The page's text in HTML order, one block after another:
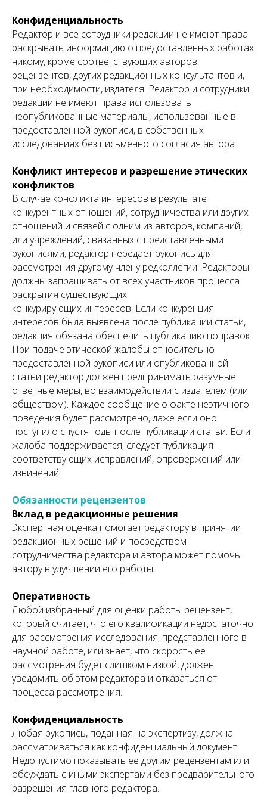
Конфиденциальность
Редактор и все сотрудники редакции не имеют права
раскрывать информацию о предоставленных работах
никому, кроме соответствующих авторов,
рецензентов, других редакционных консультантов и,
при необходимости, издателя. Редактор и сотрудники
редакции не имеют права использовать
неопубликованные материалы, использованные в
предоставленной рукописи, в собственных
исследованиях без письменного согласия автора.
Конфликт интересов и разрешение этических
конфликтов
В случае конфликта интересов в результате
конкурентных отношений, сотрудничества или других
отношений и связей с одним из авторов, компаний,
или учреждений, связанных с представленными
рукописями, редактор передает рукопись для
рассмотрения другому члену редколлегии. Редакторы
должны запрашивать от всех участников процесса
раскрытия существующих
конкурирующих интересов. Если конкуренция
интересов была выявлена после публикации статьи,
редакция обязана обеспечить публикацию поправок.
При подаче этической жалобы относительно
предоставленной рукописи или опубликованной
статьи редактор должен предпринимать разумные
ответные меры, во взаимодействии с издателем (или
обществом). Каждое сообщение о факте неэтичного
поведения будет рассмотрено, даже если оно
поступило спустя годы после публикации статьи. Если
жалоба поддерживается, следует публикация
соответствующих исправлений, опровержений или
извинений.
Обязанности рецензентов
Вклад в редакционные решения
Экспертная оценка помогает редактору в принятии
редакционных решений и посредством
сотрудничества редактора и автора может помочь
автору в улучшении его работы.
Оперативность
Любой избранный для оценки работы рецензент,
который считает, что его квалификации недостаточно
для рассмотрения исследования, представленного в
научной работе, или знает, что скорость ее
рассмотрения будет слишком низкой, должен
уведомить об этом редактора и отказаться от
процесса рассмотрения.
Конфиденциальность
Любая рукопись, поданная на экспертизу, должна
рассматриваться как конфиденциальный документ.
Недопустимо показывать ее другим рецензентам или
обсуждать с иными экспертами без предварительного
разрешения главного редактора.